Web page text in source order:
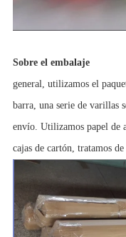
Sobre el embalaje
general, utilizamos el
barra, una serie de varillas
envío. Utilizamos papel de
cajas de cartón, tratamos